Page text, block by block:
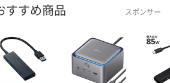
すすめ商品 スポンサー